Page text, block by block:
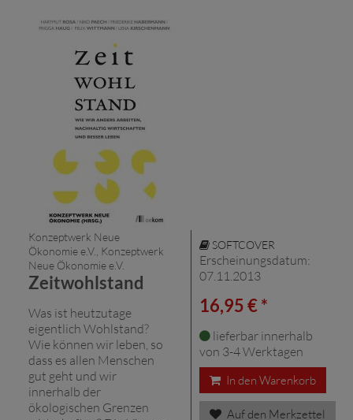
Konzeptwerk Neue
Ökonomie e.V., Konzeptwerk
Neue Ökonomie e.V.
Zeitwohlstand
Was ist heutzutage
eigentlich Wohlstand?
Wie können wir leben, so
dass es allen Menschen
gut geht und wir
innerhalb der
ökologischen Grenzen
SOFTCOVER
Erscheinungsdatum:
07.11.2013
16,95 € *
lieferbar innerhalb
von 3-4 Werktagen
In den Warenkorb
Auf den Merkzettel